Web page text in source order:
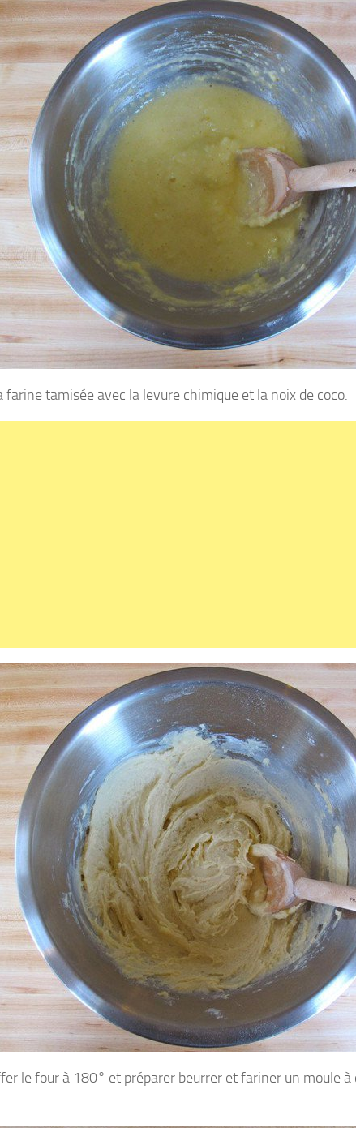
farine tamisée avec la levure chimique et la noix de coco.
le four à 180° et préparer beurrer et fariner un moule à